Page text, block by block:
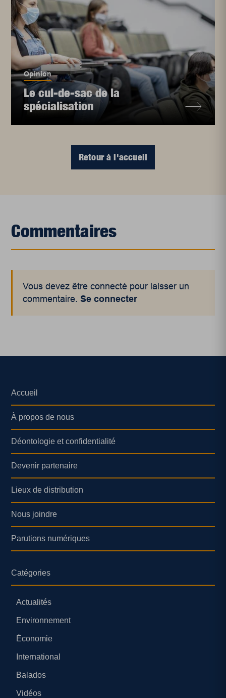
Opinion
Le cul-de-sac de la
spécialisation
Retour à l'accueil
Commentaires
Vous devez être connecté pour laisser un
commentaire.Se connecter
Accueil
À propos de nous
Déontologie et confidentialité
Devenir partenaire
Lieux de distribution
Nous joindre
Parutions numériques
Catégories
Actualités
Environnement
Économie
International
Balados
Vidéos